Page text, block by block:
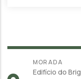
MORADA
Edifício do